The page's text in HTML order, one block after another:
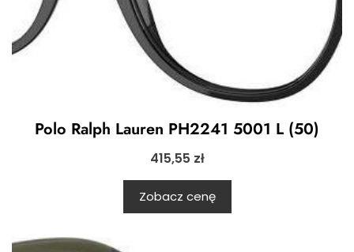
Polo Ralph Lauren PH2241 5001 L (50)
415,55 zł
Zobacz cenę